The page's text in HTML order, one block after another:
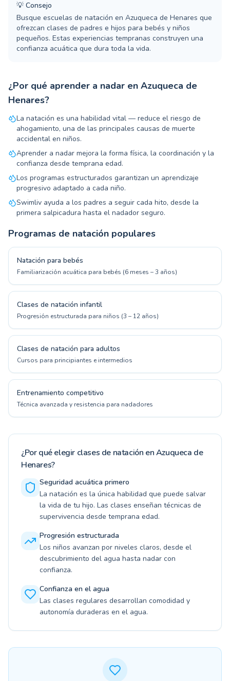
💡 Consejo
Busque escuelas de natación en Azuqueca de Henares que
ofrezcan clases de padres e hijos para bebés y niños
pequeños. Estas experiencias tempranas construyen una
confianza acuática que dura toda la vida.
¿Por qué aprender a nadar en Azuqueca de
Henares?
La natación es una habilidad vital — reduce el riesgo de
ahogamiento, una de las principales causas de muerte
accidental en niños.
Aprender a nadar mejora la forma física, la coordinación y la
confianza desde temprana edad.
Los programas estructurados garantizan un aprendizaje
progresivo adaptado a cada niño.
Swimliv ayuda a los padres a seguir cada hito, desde la
primera salpicadura hasta el nadador seguro.
Programas de natación populares
Natación para bebés
Familiarización acuática para bebés (6 meses – 3 años)
Clases de natación infantil
Progresión estructurada para niños (3 – 12 años)
Clases de natación para adultos
Cursos para principiantes e intermedios
Entrenamiento competitivo
Técnica avanzada y resistencia para nadadores
¿Por qué elegir clases de natación en Azuqueca de
Henares?
Seguridad acuática primero
La natación es la única habilidad que puede salvar
la vida de tu hijo. Las clases enseñan técnicas de
supervivencia desde temprana edad.
Progresión estructurada
Los niños avanzan por niveles claros, desde el
descubrimiento del agua hasta nadar con
confianza.
Confianza en el agua
Las clases regulares desarrollan comodidad y
autonomía duraderas en el agua.